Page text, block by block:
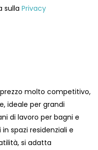
sulla Privacy
molto competitivo,
ideale per grandi
di lavoro per bagni e
​​spazi residenziali e
si adatta